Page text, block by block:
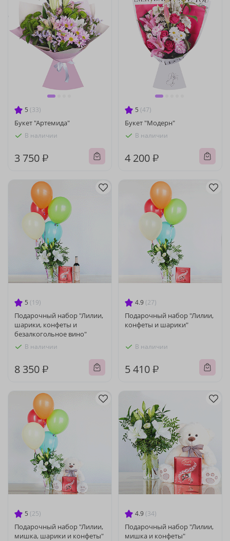
5 (33)
Букет "Артемида"
В наличии
3 750 ₽
5 (47)
Букет "Модерн"
В наличии
4 200 ₽
5 (19)
Подарочный набор "Лилии,
шарики, конфеты и
безалкогольное вино"
В наличии
8 350 ₽
4.9 (27)
Подарочный набор "Лилии,
конфеты и шарики"
В наличии
5 410 ₽
5 (25)
Подарочный набор "Лилии,
мишка, шарики и конфеты"
4.9 (34)
Подарочный набор "Лилии,
мишка и конфеты"